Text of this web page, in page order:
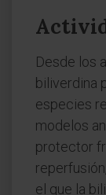
Desde los
biliverdina
especies
modelos
protector
el que la